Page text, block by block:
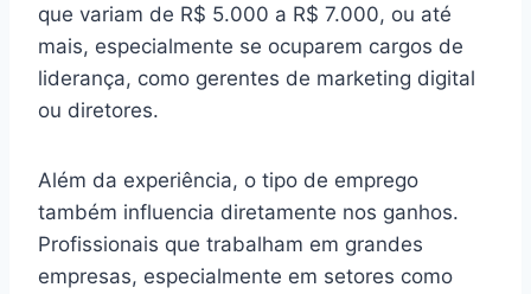
que variam de R$ 5.000 a R$ 7.000, ou até
mais, especialmente se ocuparem cargos de
liderança, como gerentes de marketing digital
ou diretores.
Além da experiência, o tipo de emprego
também influencia diretamente nos ganhos.
Profissionais que trabalham em grandes
empresas, especialmente em setores como